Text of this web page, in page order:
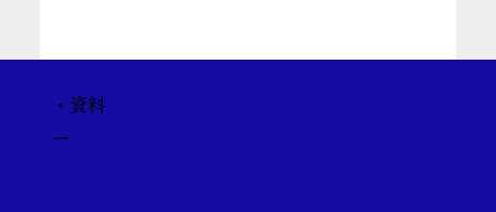
・資料
ー